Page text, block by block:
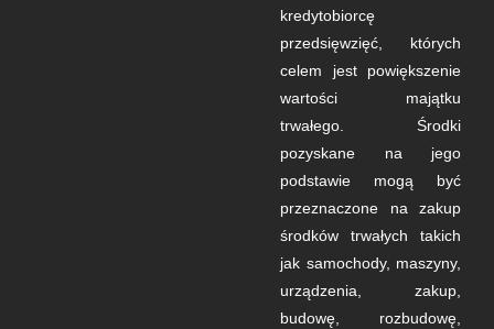
kredytobiorcę
przedsięwzięć, których
celem jest powiększenie
wartości majątku
trwałego. Środki
pozyskane na jego
podstawie mogą być
przeznaczone na zakup
środków trwałych takich
jak samochody, maszyny,
urządzenia, zakup,
budowę, rozbudowę,